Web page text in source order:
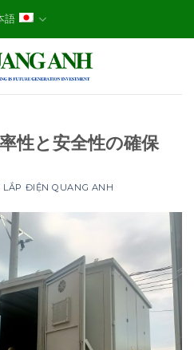
語
性と安全性の確保
LẮP ĐIỆN QUANG ANH